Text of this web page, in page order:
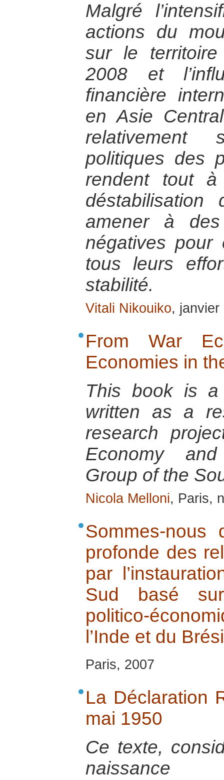
Malgré
actions du
sur le territoire
2008 et
financière
en Asie
relativement
politiques des
rendent tout
amener à des
négatives pour
tous leurs
stabilité.
Vitali Nikouiko, janvier
From War
Economies in
This book is a
written as a
research
Economy
Group of the
Nicola Melloni, Paris,
Sommes-nous
profonde des
par
Sud basé
politico-
l’Inde et du
Paris, 2007
La Déclaration
mai 1950
Ce texte,
naissance